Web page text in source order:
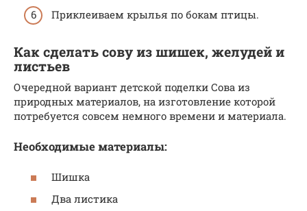
Приклеиваем крылья по бокам птицы.
Как сделать сову из шишек, желудей и
листьев
Очередной вариант детской поделки Сова из
природных материалов, на изготовление которой
потребуется совсем немного времени и материала.
Необходимые материалы:
Шишка
Два листика